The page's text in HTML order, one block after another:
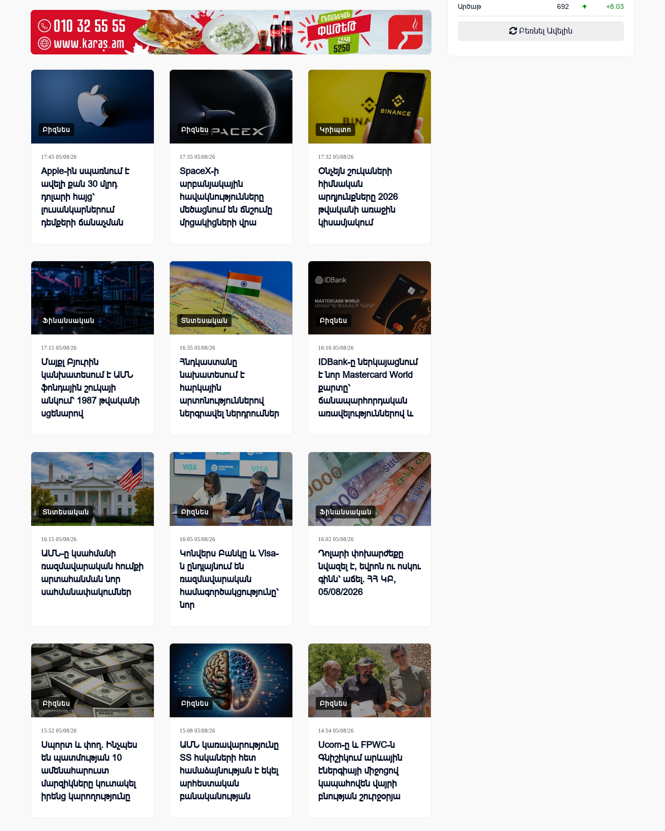
Արծաթ 692 +8.03
Բեռնել Ավելին
Բիզնես
17:45 05/08/26
Apple-ին սպառնում է
ավելի քան 30 մլրդ
դոլարի հայց՝
լուսանկարներում
դեմքերի ճանաչման
Բիզնես
17:35 05/08/26
SpaceX-ի
արբանյակային
հավակնությունները
մեծացնում են ճնշումը
մրցակիցների վրա
Կրիպտո
17:32 05/08/26
Օնչեյն շուկաների
հիմնական
արդյունքները 2026
թվականի առաջին
կիսամյակում
Ֆինանսական
17:15 05/08/26
Մայքլ Բյուրին
կանխատեսում է ԱՄՆ
ֆոնդային շուկայի
անկում՝ 1987 թվականի
սցենարով
Տնտեսական
16:35 05/08/26
Հնդկաստանը
նախատեսում է
հարկային
արտոնություններով
ներգրավել ներդրումներ
Բիզնես
16:16 05/08/26
IDBank-ը ներկայացնում
է նոր Mastercard World
քարտը՝
ճանապարհորդական
առավելություններով և
Տնտեսական
16:15 05/08/26
ԱՄՆ-ը կսահմանի
ռազմավարական հումքի
արտահանման նոր
սահմանափակումներ
Բիզնես
16:05 05/08/26
Կոնվերս Բանկը և Visa-
ն ընդլայնում են
ռազմավարական
համագործակցությունը՝
նոր
նպատակով
Ֆինանսական
16:02 05/08/26
Դոլարի փոխարժեքը
նվազել է, եվրոն ու ոսկու
գինն՝ աճել. ՀՀ ԿԲ,
05/08/2026
Բիզնես
15:52 05/08/26
Սպորտ և փող. Ինչպես
են պատմության 10
ամենահարուստ
մարզիկները կուտակել
իրենց կարողությունը
Բիզնես
15:08 05/08/26
ԱՄՆ կառավարությունը
ՏՏ հսկաների հետ
համաձայնության է եկել
արհեստական
բանականության
Բիզնես
14:54 05/08/26
Ucom-ը և FPWC-ն
Գնիշիկում արևային
էներգիայի միջոցով
կապահովեն վայրի
բնության շուրջօրյա